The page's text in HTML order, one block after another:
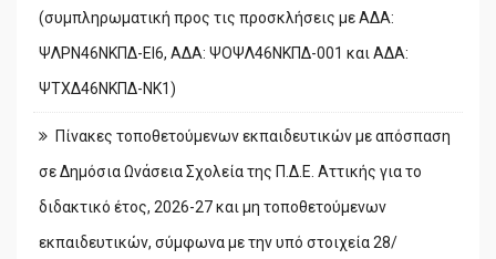
(συμπληρωματική προς τις προσκλήσεις με ΑΔΑ:
ΨΛΡΝ46ΝΚΠΔ-ΕΙ6, ΑΔΑ: ΨΟΨΛ46ΝΚΠΔ-001 και ΑΔΑ:
ΨΤΧΔ46ΝΚΠΔ-ΝΚ1)
Πίνακες τοποθετούμενων εκπαιδευτικών με απόσπαση
σε Δημόσια Ωνάσεια Σχολεία της Π.Δ.Ε. Αττικής για το
διδακτικό έτος, 2026-27 και μη τοποθετούμενων
εκπαιδευτικών, σύμφωνα με την υπό στοιχεία 28/